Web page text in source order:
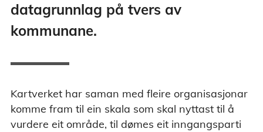
datagrunnlag på tvers av
kommunane.
Kartverket har saman med fleire organisasjonar
komme fram til ein skala som skal nyttast til å
vurdere eit område, til dømes eit inngangsparti